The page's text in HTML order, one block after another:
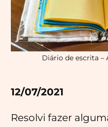
Diário de escrita –
12/07/2021
Resolvi fazer